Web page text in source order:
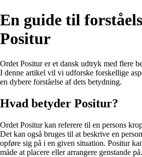
En guide til
Positur
Ordet Positur er et dansk udtryk med flere
I denne artikel vil vi udforske forskellige
en dybere forståelse af dets betydning.
Hvad betyder Positur?
Ordet Positur kan referere til en persons
Det kan også bruges til at beskrive en
opføre sig på i en given situation. Positur
måde at placere eller arrangere genstande på.